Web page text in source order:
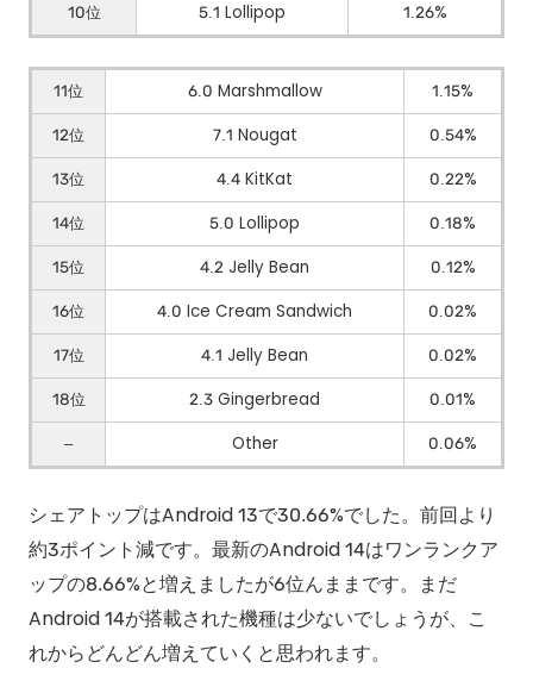
10位
5.1 Lollipop 1.26%
11位 6.0 Marshmallow
1.15%
12位
7.1 Nougat
0.54%
13位
4.4 KitKat
0.22%
14位
5.0 Lollipop
0.18%
15位
4.2 Jelly Bean
0.12%
16位
4.0 Ice Cream Sandwich
0.02%
17位
4.1 Jelly Bean
0.02%
18位
2.3 Gingerbread
0.01%
–
Other 0.06%
シェアトップはAndroid 13で30.66%でした。前回より
約3ポイント減です。最新のAndroid 14はワンランクア
ップの8.66%と増えましたが6位んままです。まだ
Android 14が搭載された機種は少ないでしょうが、こ
れからどんどん増えていくと思われます。